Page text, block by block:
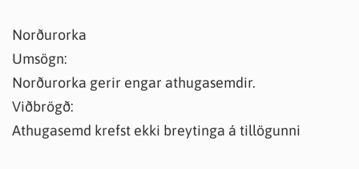
Norðurorka
Umsögn:
Norðurorka gerir engar athugasemdir.
Viðbrögð:
Athugasemd krefst ekki breytinga á tillögunni